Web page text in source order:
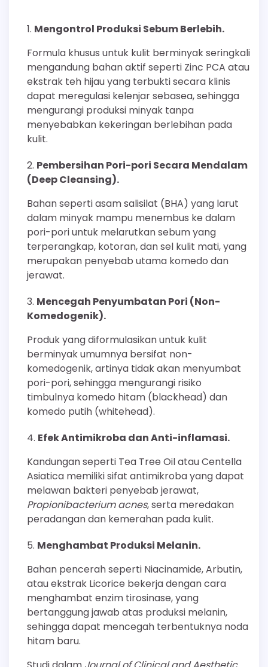
Mengontrol Produksi Sebum Berlebih.
Formula khusus untuk kulit berminyak seringkali
mengandung bahan aktif seperti Zinc PCA atau
ekstrak teh hijau yang terbukti secara klinis
dapat meregulasi kelenjar sebasea, sehingga
mengurangi produksi minyak tanpa
menyebabkan kekeringan berlebihan pada
kulit.
Pembersihan Pori-pori Secara Mendalam
(Deep Cleansing).
Bahan seperti asam salisilat (BHA) yang larut
dalam minyak mampu menembus ke dalam
pori-pori untuk melarutkan sebum yang
terperangkap, kotoran, dan sel kulit mati, yang
merupakan penyebab utama komedo dan
jerawat.
Mencegah Penyumbatan Pori (Non-
Komedogenik).
Produk yang diformulasikan untuk kulit
berminyak umumnya bersifat non-
komedogenik, artinya tidak akan menyumbat
pori-pori, sehingga mengurangi risiko
timbulnya komedo hitam (blackhead) dan
komedo putih (whitehead).
Efek Antimikroba dan Anti-inflamasi.
Kandungan seperti Tea Tree Oil atau Centella
Asiatica memiliki sifat antimikroba yang dapat
melawan bakteri penyebab jerawat,
Propionibacterium acnes, serta meredakan
peradangan dan kemerahan pada kulit.
Menghambat Produksi Melanin.
Bahan pencerah seperti Niacinamide, Arbutin,
atau ekstrak Licorice bekerja dengan cara
menghambat enzim tirosinase, yang
bertanggung jawab atas produksi melanin,
sehingga dapat mencegah terbentuknya noda
hitam baru.